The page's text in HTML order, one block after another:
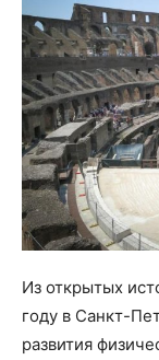
Из открытых
году в Санкт-
развития